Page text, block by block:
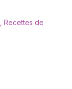
Recettes de